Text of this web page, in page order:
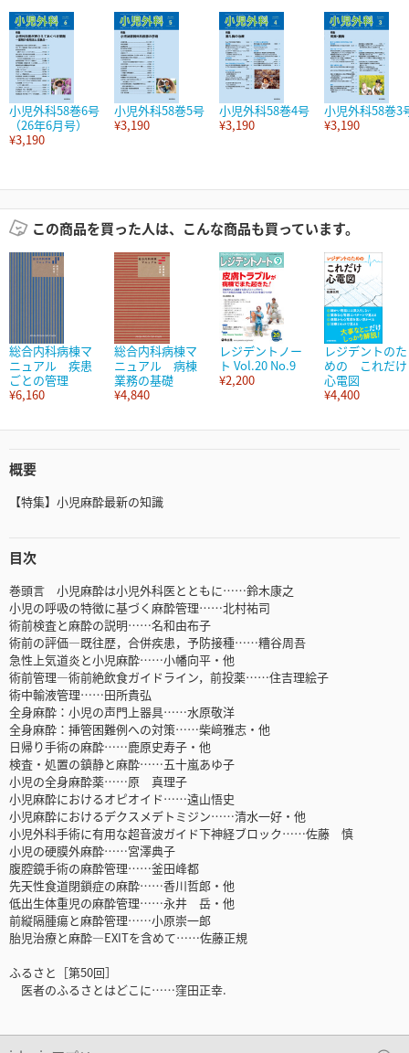
小児外科58巻6号
（26年6月号）
¥3,190
小児外科58巻5号
¥3,190
小児外科58巻4号
¥3,190
小児外科58巻3
¥3,190
この商品を買った人は、こんな商品も買っています。
総合内科病棟マ
ニュアル 疾患
ごとの管理
¥6,160
総合内科病棟マ
ニュアル 病棟
業務の基礎
¥4,840
レジデントノー
ト Vol.20 No.9
¥2,200
レジデントのた
めの これだけ
心電図
¥4,400
概要
【特集】小児麻酔最新の知識
目次
巻頭言 小児麻酔は小児外科医とともに……鈴木康之
小児の呼吸の特徴に基づく麻酔管理……北村祐司
術前検査と麻酔の説明……名和由布子
術前の評価―既往歴，合併疾患，予防接種……糟谷周吾
急性上気道炎と小児麻酔……小幡向平・他
術前管理―術前絶飲食ガイドライン，前投薬……住吉理絵子
術中輸液管理……田所貴弘
全身麻酔：小児の声門上器具……水原敬洋
全身麻酔：挿管困難例への対策……柴﨑雅志・他
日帰り手術の麻酔……鹿原史寿子・他
検査・処置の鎮静と麻酔……五十嵐あゆ子
小児の全身麻酔薬……原 真理子
小児麻酔におけるオピオイド……遠山悟史
小児麻酔におけるデクスメデトミジン……清水一好・他
小児外科手術に有用な超音波ガイド下神経ブロック……佐藤 慎
小児の硬膜外麻酔……宮澤典子
腹腔鏡手術の麻酔管理……釜田峰都
先天性食道閉鎖症の麻酔……香川哲郎・他
低出生体重児の麻酔管理……永井 岳・他
前縦隔腫瘍と麻酔管理……小原崇一郎
胎児治療と麻酔―EXITを含めて……佐藤正規
ふるさと［第50回］
医者のふるさとはどこに……窪田正幸.